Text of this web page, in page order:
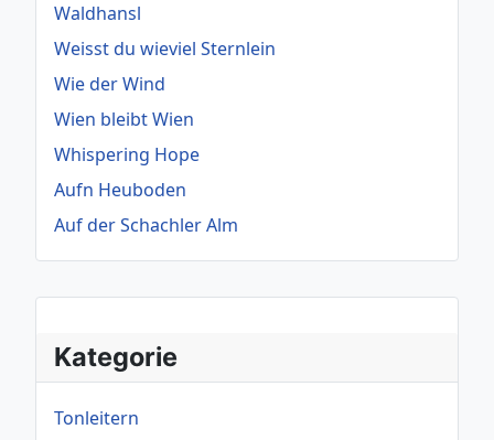
Kategorie
Tonleitern
Waldhansl
Weisst du wieviel Sternlein
Wie der Wind
Wien bleibt Wien
Whispering Hope
Aufn Heuboden
Auf der Schachler Alm